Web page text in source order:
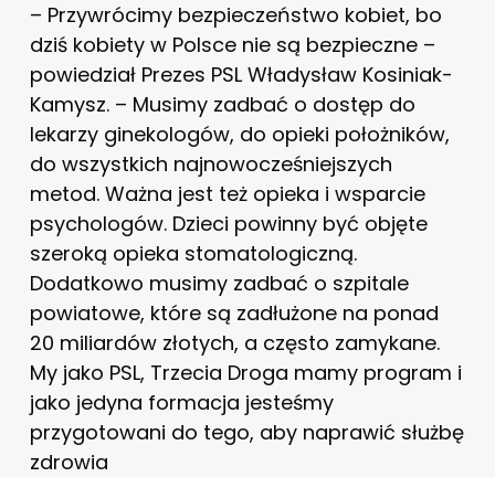
– Przywrócimy bezpieczeństwo kobiet, bo
dziś kobiety w Polsce nie są bezpieczne –
powiedział Prezes PSL Władysław Kosiniak-
Kamysz. – Musimy zadbać o dostęp do
lekarzy ginekologów, do opieki położników,
do wszystkich najnowocześniejszych
metod. Ważna jest też opieka i wsparcie
psychologów. Dzieci powinny być objęte
szeroką opieka stomatologiczną.
Dodatkowo musimy zadbać o szpitale
powiatowe, które są zadłużone na ponad
20 miliardów złotych, a często zamykane.
My jako PSL, Trzecia Droga mamy program i
jako jedyna formacja jesteśmy
przygotowani do tego, aby naprawić służbę
zdrowia